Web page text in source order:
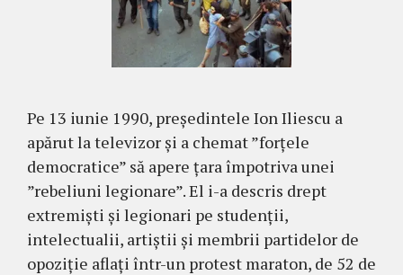
Pe 13 iunie 1990, președintele Ion Iliescu a
apărut la televizor și a chemat ”forțele
democratice” să apere țara împotriva unei
”rebeliuni legionare”. El i-a descris drept
extremiști și legionari pe studenții,
intelectualii, artiștii și membrii partidelor de
opoziție aflați într-un protest maraton, de 52 de